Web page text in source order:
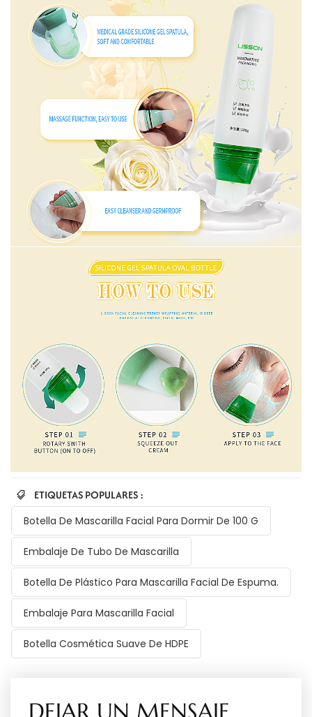
ETIQUETAS POPULARES :
Botella De Mascarilla Facial Para Dormir De 100 G
Embalaje De Tubo De Mascarilla
Botella De Plástico Para Mascarilla Facial De Espuma.
Embalaje Para Mascarilla Facial
Botella Cosmética Suave De HDPE
DEJAR UN MENSAJE